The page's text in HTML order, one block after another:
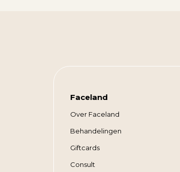
Faceland
Over Faceland
Behandelingen
Giftcards
Consult